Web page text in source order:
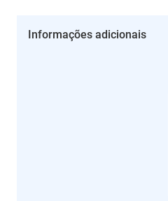
Informações adicionais